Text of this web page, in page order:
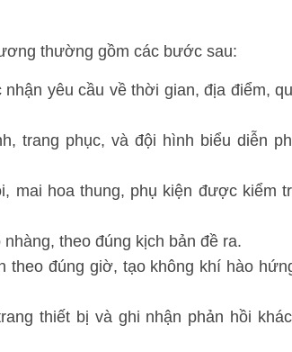
thường gồm các bước sau:
yêu cầu về thời gian, địa điểm,
trang phục, và đội hình biểu diễn
mai hoa thung, phụ kiện được kiểm
theo đúng kịch bản đề ra.
theo đúng giờ, tạo không khí hào
thiết bị và ghi nhận phản hồi